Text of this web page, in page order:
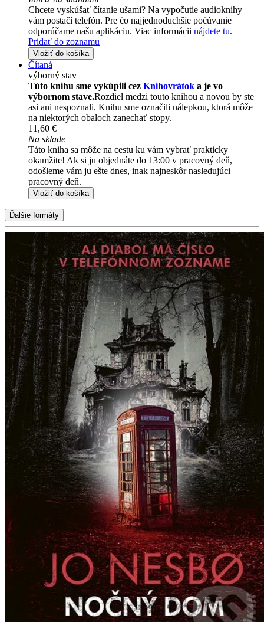
Chcete vyskúšať čítanie ušami? Na vypočutie audioknihy
vám postačí telefón. Pre čo najjednoduchšie počúvanie
odporúčame našu aplikáciu. Viac informácii nájdete tu.
Pridať do zoznamu
Vložiť do košíka
Čítaná
výborný stav
Túto knihu sme vykúpili cez Knihovrátok a je vo
výbornom stave.Rozdiel medzi touto knihou a novou by ste
asi ani nespoznali. Knihu sme označili nálepkou, ktorá môže
na niektorých obaloch zanechať stopy.
11,60 €
Na sklade
Táto kniha sa môže na cestu ku vám vybrať prakticky
okamžite! Ak si ju objednáte do 13:00 v pracovný deň,
odošleme vám ju ešte dnes, inak najneskôr nasledujúci
pracovný deň.
Vložiť do košíka
Ďalšie formáty